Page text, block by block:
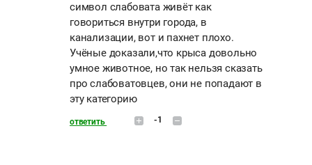
символ слабовата живёт как
говориться внутри города, в
канализации, вот и пахнет плохо.
Учёные доказали,что крыса довольно
умное животное, но так нельзя сказать
про слабоватовцев, они не попадают в
эту категорию
ответить -1